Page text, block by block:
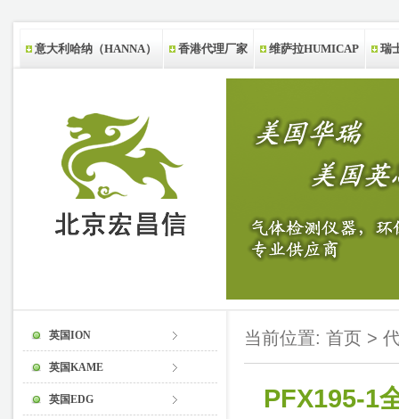
意大利哈纳（HANNA） 香港代理厂家 维萨拉HUMICAP 瑞
英国ION
英国KAME
英国EDG
当前位置: 首页 >
PFX195-1